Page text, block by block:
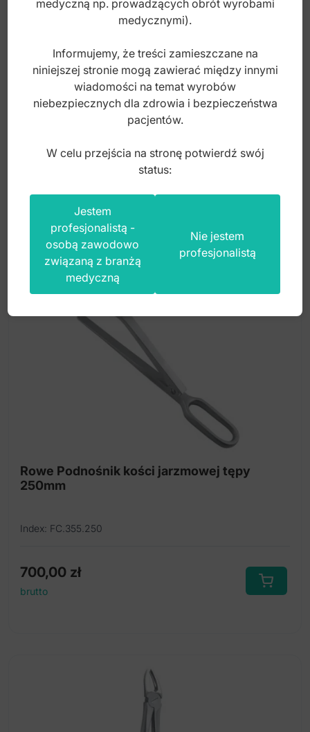
Rozwierak do pyska duży 115mm fig 1
Rowe Podnośnik kości jarzmowej tępy
250mm
Index: FC.355.250
700,00 zł
brutto
medyczną np. prowadzących obrót wyrobami
medycznymi).
Informujemy, że treści zamieszczane na
niniejszej stronie mogą zawierać między innymi
wiadomości na temat wyrobów
niebezpiecznych dla zdrowia i bezpieczeństwa
pacjentów.
W celu przejścia na stronę potwierdź swój
status:
Jestem
profesjonalistą -
osobą zawodowo
związaną z branżą
medyczną
Nie jestem
profesjonalistą